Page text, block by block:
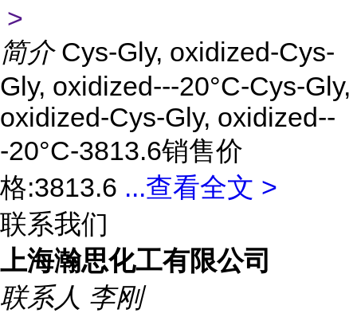
>
简介 Cys-Gly, oxidized-Cys-
Gly, oxidized---20°C-Cys-Gly,
oxidized-Cys-Gly, oxidized--
-20°C-3813.6销售价
格:3813.6 ...查看全文 >
联系我们
上海瀚思化工有限公司
联系人 李刚